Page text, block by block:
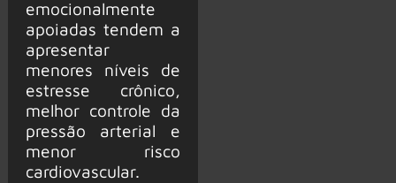
emocionalmente
apoiadas tendem a
apresentar
menores níveis de
estresse crônico,
melhor controle da
pressão arterial e
menor risco
cardiovascular.